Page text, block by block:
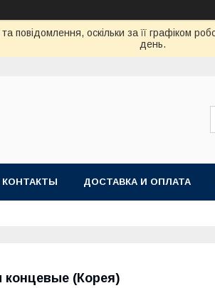
повідомлення, оскільки за її графіком
день.
КОНТАКТЫ ДОСТАВКА И ОПЛАТА
(Корея)